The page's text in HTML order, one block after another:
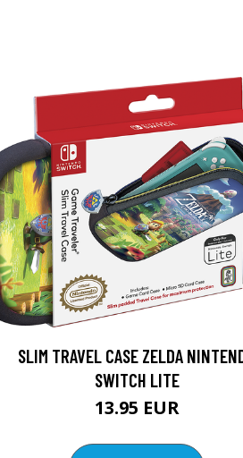
SLIM TRAVEL CASE ZELDA
SWITCH LITE
13.95 EUR